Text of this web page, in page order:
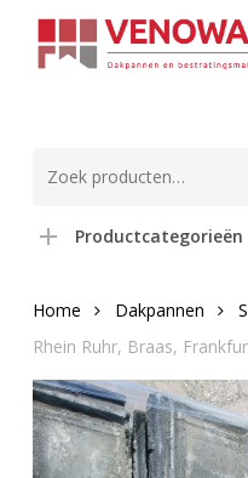
Productcategorieën
Home Dakpannen
Rhein Ruhr, Braas,